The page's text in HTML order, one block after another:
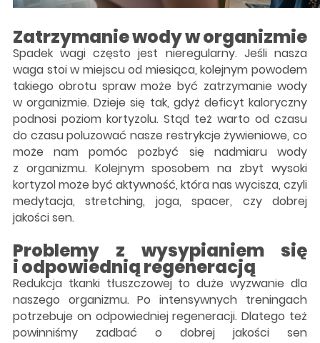
Zatrzymanie wody w organizmie
Spadek wagi często jest nieregularny. Jeśli nasza
waga stoi w miejscu od miesiąca, kolejnym powodem
takiego obrotu spraw może być zatrzymanie wody
w organizmie. Dzieje się tak, gdyż deficyt kaloryczny
podnosi poziom kortyzolu. Stąd też warto od czasu
do czasu poluzować nasze restrykcje żywieniowe, co
może nam pomóc pozbyć się nadmiaru wody
z organizmu. Kolejnym sposobem na zbyt wysoki
kortyzol może być aktywność, która nas wycisza, czyli
medytacja, stretching, joga, spacer, czy dobrej
jakości sen.
Problemy z wysypianiem się
i odpowiednią regeneracją
Redukcja tkanki tłuszczowej to duże wyzwanie dla
naszego organizmu. Po intensywnych treningach
potrzebuje on odpowiedniej regeneracji. Dlatego też
powinniśmy zadbać o dobrej jakości sen